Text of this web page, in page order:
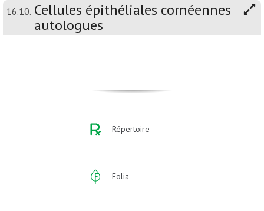
16.10. Cellules épithéliales cornéennes
autologues
Répertoire
Folia